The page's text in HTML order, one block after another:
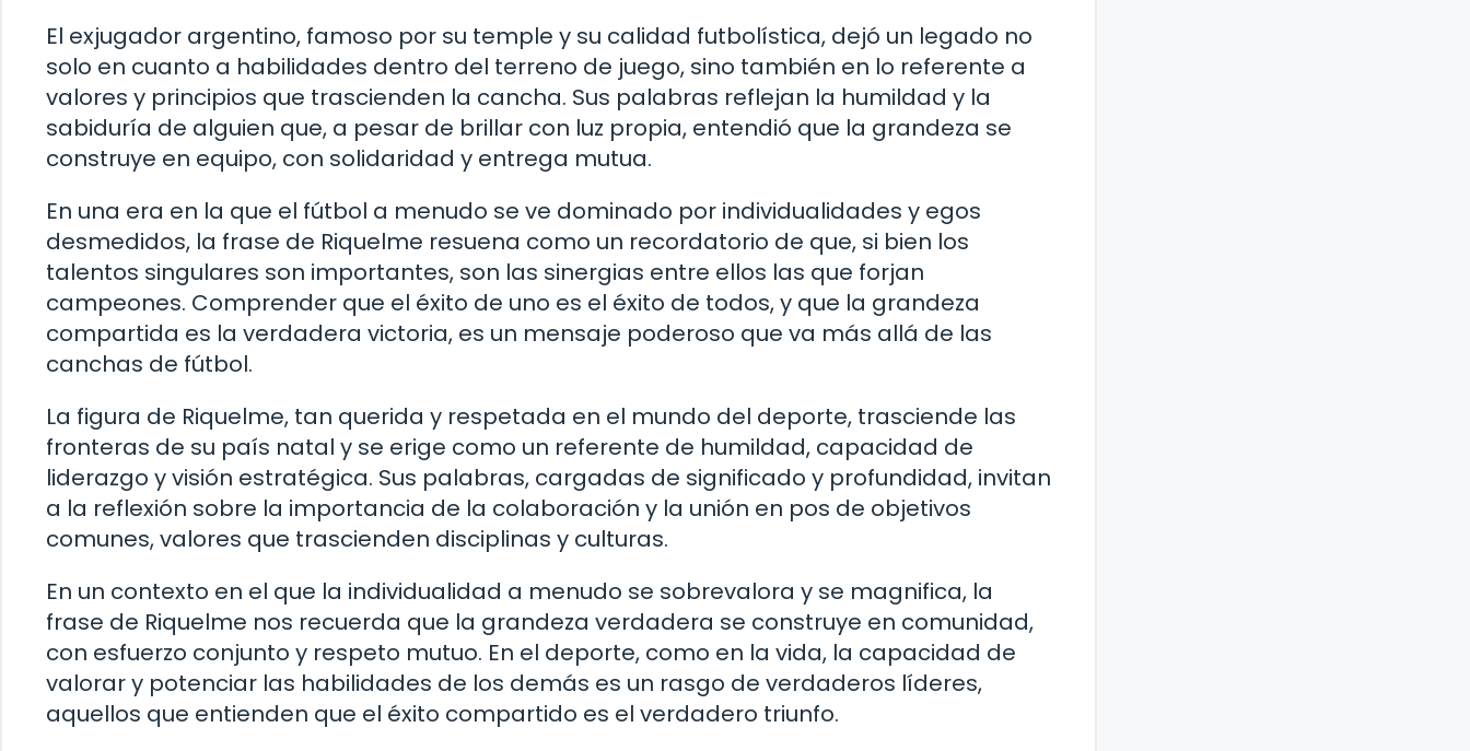
El exjugador argentino, famoso por su temple y su calidad futbolística, dejó un legado no
solo en cuanto a habilidades dentro del terreno de juego, sino también en lo referente a
valores y principios que trascienden la cancha. Sus palabras reflejan la humildad y la
sabiduría de alguien que, a pesar de brillar con luz propia, entendió que la grandeza se
construye en equipo, con solidaridad y entrega mutua.
En una era en la que el fútbol a menudo se ve dominado por individualidades y egos
desmedidos, la frase de Riquelme resuena como un recordatorio de que, si bien los
talentos singulares son importantes, son las sinergias entre ellos las que forjan
campeones. Comprender que el éxito de uno es el éxito de todos, y que la grandeza
compartida es la verdadera victoria, es un mensaje poderoso que va más allá de las
canchas de fútbol.
La figura de Riquelme, tan querida y respetada en el mundo del deporte, trasciende las
fronteras de su país natal y se erige como un referente de humildad, capacidad de
liderazgo y visión estratégica. Sus palabras, cargadas de significado y profundidad, invitan
a la reflexión sobre la importancia de la colaboración y la unión en pos de objetivos
comunes, valores que trascienden disciplinas y culturas.
En un contexto en el que la individualidad a menudo se sobrevalora y se magnifica, la
frase de Riquelme nos recuerda que la grandeza verdadera se construye en comunidad,
con esfuerzo conjunto y respeto mutuo. En el deporte, como en la vida, la capacidad de
valorar y potenciar las habilidades de los demás es un rasgo de verdaderos líderes,
aquellos que entienden que el éxito compartido es el verdadero triunfo.